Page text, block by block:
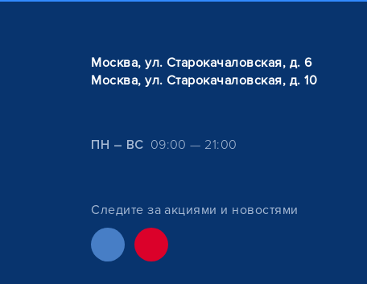
Москва, ул. Старокачаловская, д. 6
Москва, ул. Старокачаловская, д. 10
ПН – ВС 09:00 — 21:00
Следите за акциями и новостями